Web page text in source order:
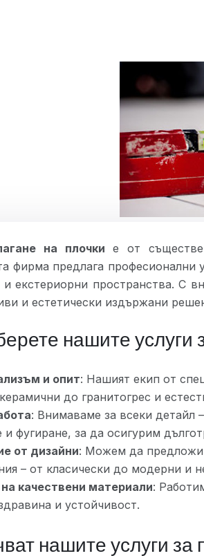
на плочки е от
фирма предлага професионални
екстериорни пространства. С
и естетически издържани
нашите услуги
и опит: Нашият екип от
до гранитогрес и
: Внимаваме за всеки детайл
и фугиране, за да осигурим
от дизайни: Можем да
– от класически до модерни и
качествени материали:
и устойчивост.
нашите услуги за